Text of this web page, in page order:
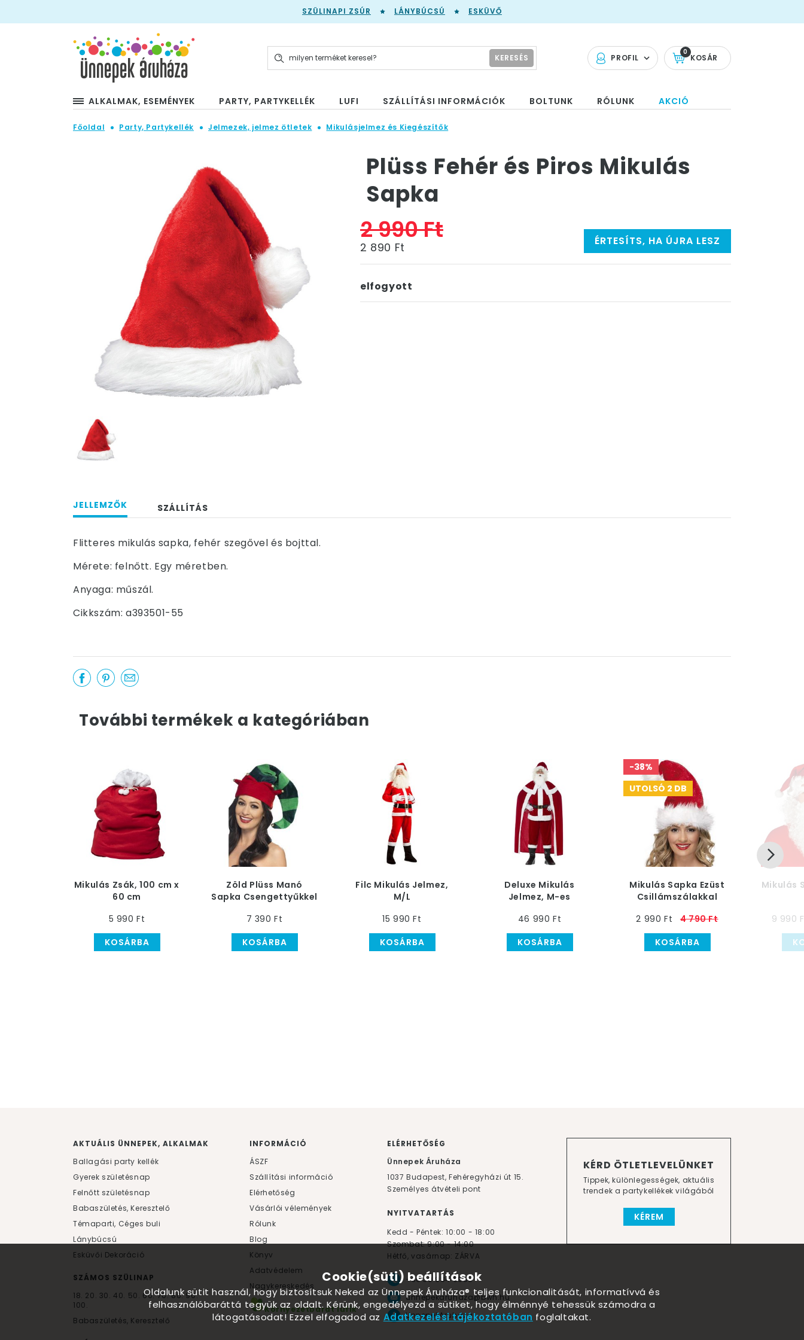
SZÜLINAPI ZSÚR LÁNYBÚCSÚ ESKÜVŐ
PROFIL KOSÁR
0
KERESÉS
ALKALMAK, ESEMÉNYEK PARTY, PARTYKELLÉK LUFI SZÁLLÍTÁSI INFORMÁCIÓK BOLTUNK RÓLUNK AKCIÓ
Főoldal Party, Partykellék Jelmezek, jelmez ötletek Mikulásjelmez és Kiegészítők
Plüss Fehér és Piros Mikulás
Sapka
2 990 Ft
2 890 Ft ÉRTESÍTS, HA ÚJRA LESZ
elfogyott
JELLEMZŐK SZÁLLÍTÁS
Flitteres mikulás sapka, fehér szegővel és bojttal.
Mérete: felnőtt. Egy méretben.
Anyaga: műszál.
Cikkszám: a393501-55
További termékek a kategóriában
Mikulás Zsák, 100 cm x
60 cm
5 990 Ft
KOSÁRBA
Zöld Plüss Manó
Sapka Csengettyűkkel
7 390 Ft
KOSÁRBA
Filc Mikulás Jelmez,
M/L
15 990 Ft
KOSÁRBA
Deluxe Mikulás
Jelmez, M-es
46 990 Ft
KOSÁRBA
-38%
UTOLSÓ 2 DB
Mikulás Sapka Ezüst
Csillámszálakkal
2 990 Ft
4 790 Ft
KOSÁRBA
Mikulás
9 990
KÉRD ÖTLETLEVELÜNKET
Tippek, különlegességek, aktuális
trendek a partykellékek világából
KÉREM
AKTUÁLIS ÜNNEPEK, ALKALMAK
Ballagási party kellék
Gyerek születésnap
Felnőtt születésnap
Babaszületés, Keresztelő
Témaparti, Céges buli
Lánybúcsú
Esküvői Dekoráció
SZÁMOS SZÜLINAP
18. 20. 30. 40. 50. 60.70.80.90.
100.
Babaszületés, Keresztelő
INFORMÁCIÓ
ÁSZF
Szállítási információ
Elérhetőség
Vásárlói vélemények
Rólunk
Blog
Könyv
Adatvédelem
Nagykereskedés
Környezetbarát lufik
ELÉRHETŐSÉG
Ünnepek Áruháza
1037 Budapest, Fehéregyházi út 15.
Személyes átvételi pont
NYITVATARTÁS
Kedd - Péntek: 10:00 - 18:00
Szombat: 9:00 - 14:00
Hétfő, vasárnap: ZÁRVA
+36 30 984 6955
unnepekaruhaza@bwh.hu
UnnepekAruhaza
Cookie(süti) beállítások
Oldalunk sütit használ, hogy biztosítsuk Neked az Ünnepek Áruháza® teljes funkcionalitását, informatívvá és
felhasználóbaráttá tegyük az oldalt. Kérünk, engedélyezd a sütiket, hogy élménnyé tehessük számodra a
látogatásodat! Ezzel elfogadod az Adatkezelési tájékoztatóban foglaltakat.